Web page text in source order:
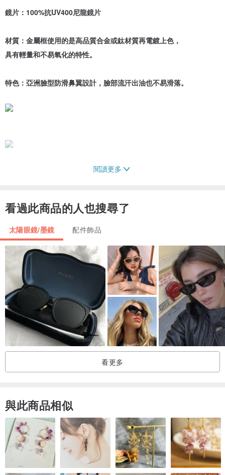
鏡片：100%抗UV400尼龍鏡片
材質：金屬框使用的是高品質合金或鈦材質再電鍍上色，
具有輕量和不易氧化的特性。
特色：亞洲臉型防滑鼻翼設計，臉部流汗出油也不易滑落。
亞洲臉型防滑鼻翼設計，臉部流汗出油也不易滑落
輕得彷彿是臉上器官的一部份，配戴舒適無負擔
ANNVITA 世界浪漫之都系列，以全世界知名浪漫城市為設計靈感參
考，並於鏡腳呈現經緯座標，打造工藝級墨鏡系列。
這款「London」雙槓飛行員款太陽眼鏡，以「英式風格」為設計精
神，
有著復古輪廓，於鏡框側面打造層次視覺，線條流暢的銀色外框與透
色鏡片，極簡中帶有科技風的冷調。
閱讀更多
看過此商品的人也搜尋了
太陽眼鏡/墨鏡 配件飾品
看更多
與此商品相似